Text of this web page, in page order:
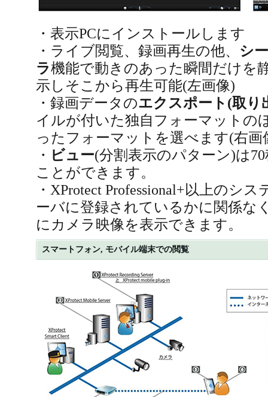
・表示PCにインストールします
・ライブ閲覧、録画再生の他、 シ
ラ機能で動きのあった瞬間だけを
示しそこから再生可能(左画像)
・録画データのエクスポート(取り
イルが付いた独自フォーマットの
ったフォーマットを選べます(右画
・ ビュー(分割表示のパターン)は
ことができます。
・XProtect Professional+以上のシ
ーバに登録されているかに関係な
にカメラ映像を表示できます。
スマートフォン, モバイル端末での閲覧